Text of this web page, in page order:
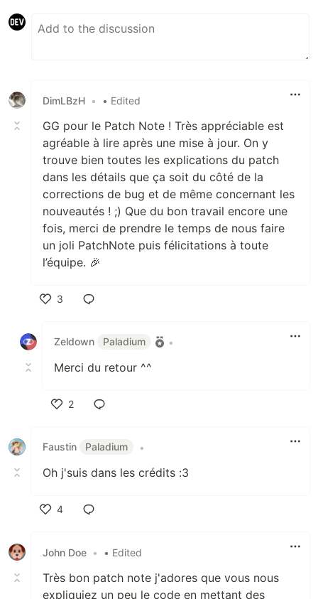
DimLBzH • • Edited
GG pour le Patch Note ! Très appréciable est
agréable à lire après une mise à jour. On y
trouve bien toutes les explications du patch
dans les détails que ça soit du côté de la
corrections de bug et de même concernant les
nouveautés ! ;) Que du bon travail encore une
fois, merci de prendre le temps de nous faire
un joli PatchNote puis félicitations à toute
l’équipe. 🎉
3
Zeldown
Paladium •
Merci du retour ^^
2
Faustin
Paladium •
Oh j'suis dans les crédits :3
4
John Doe • • Edited
Très bon patch note j'adores que vous nous
expliquiez un peu le code en mettant des